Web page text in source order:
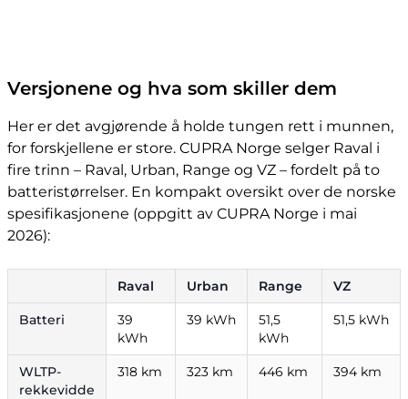
Versjonene og hva som skiller dem
Her er det avgjørende å holde tungen rett i munnen,
for forskjellene er store. CUPRA Norge selger Raval i
fire trinn – Raval, Urban, Range og VZ – fordelt på to
batteristørrelser. En kompakt oversikt over de norske
spesifikasjonene (oppgitt av CUPRA Norge i mai
2026):
Raval Urban Range VZ
Batteri
39
kWh
39 kWh
51,5
kWh
51,5 kWh
WLTP-
rekkevidde
318 km 323 km 446 km 394 km